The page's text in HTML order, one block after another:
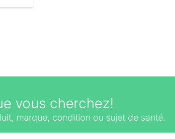
vous cherchez!
marque, condition ou sujet de santé.